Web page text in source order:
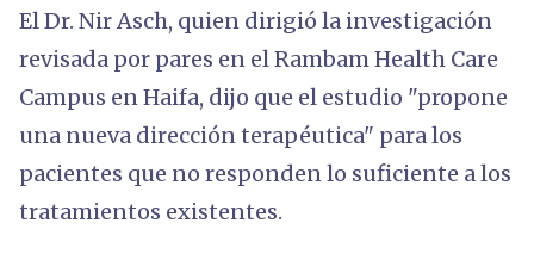
El Dr. Nir Asch, quien dirigió la investigación
revisada por pares en el Rambam Health Care
Campus en Haifa, dijo que el estudio "propone
una nueva dirección terapéutica" para los
pacientes que no responden lo suficiente a los
tratamientos existentes.